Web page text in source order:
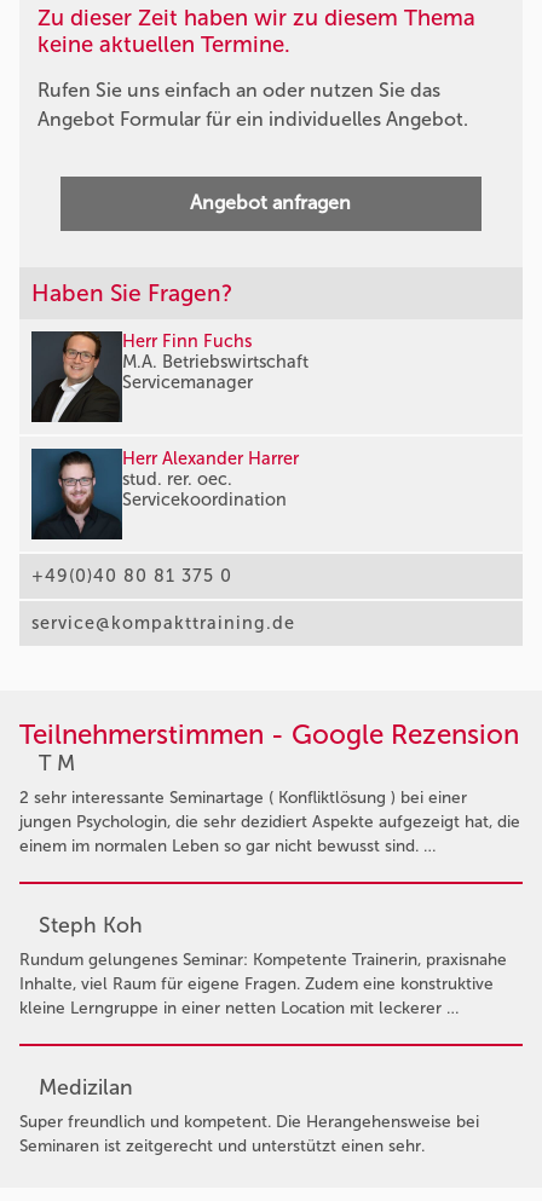
Zu dieser Zeit haben wir zu diesem Thema
keine aktuellen Termine.
Rufen Sie uns einfach an oder nutzen Sie das
Angebot Formular für ein individuelles Angebot.
Angebot anfragen
Haben Sie Fragen?
Herr Finn Fuchs
M.A. Betriebswirtschaft
Servicemanager
Herr Alexander Harrer
stud. rer. oec.
Servicekoordination
+49(0)40 80 81 375 0
service@kompakttraining.de
Teilnehmerstimmen - Google Rezension
T M
2 sehr interessante Seminartage ( Konfliktlösung ) bei einer
jungen Psychologin, die sehr dezidiert Aspekte aufgezeigt hat, die
einem im normalen Leben so gar nicht bewusst sind. …
Steph Koh
Rundum gelungenes Seminar: Kompetente Trainerin, praxisnahe
Inhalte, viel Raum für eigene Fragen. Zudem eine konstruktive
kleine Lerngruppe in einer netten Location mit leckerer …
Medizilan
Super freundlich und kompetent. Die Herangehensweise bei
Seminaren ist zeitgerecht und unterstützt einen sehr.